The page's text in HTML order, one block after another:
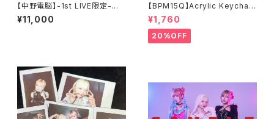
【中野電脳】-1st LIVE限定-全
員サイン入りTシャツ
¥11,000
【BPM15Q】Acrylic Keychain
(rinahamu)
¥1,760
20%OFF